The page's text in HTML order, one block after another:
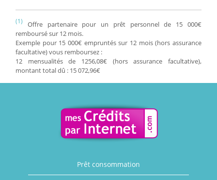
(1) Offre partenaire pour un prêt personnel de 15 000€
remboursé sur 12 mois.
Exemple pour 15 000€ empruntés sur 12 mois (hors assurance
facultative) vous remboursez :
12 mensualités de 1256,08€ (hors assurance facultative),
montant total dû : 15 072,96€
Prêt consommation